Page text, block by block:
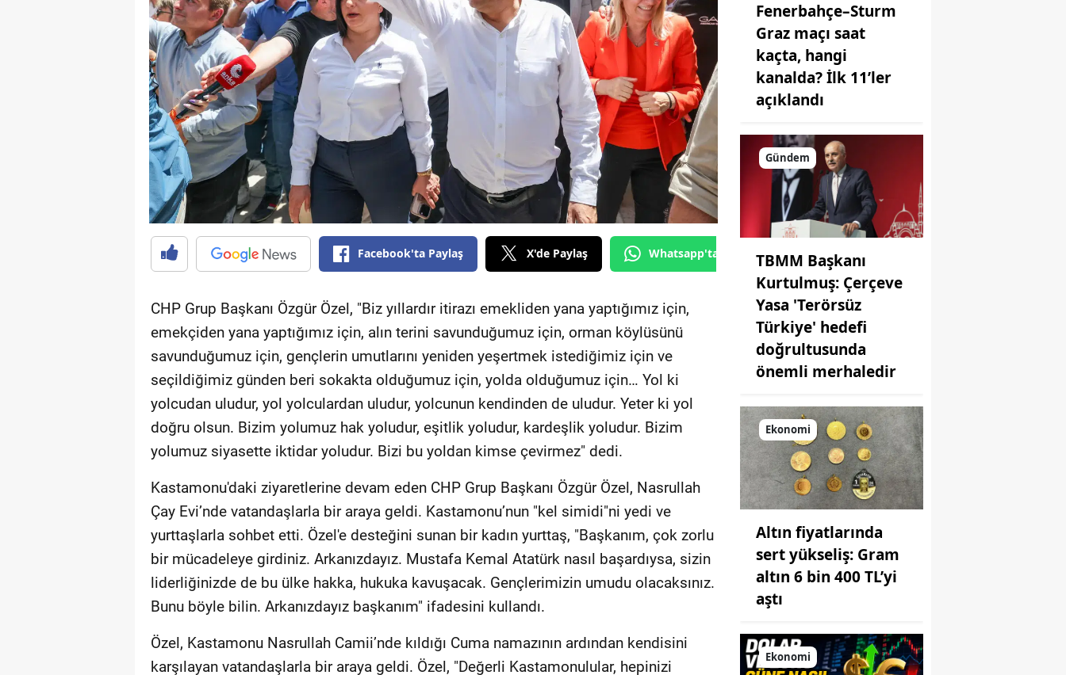
Facebook'ta Paylaş X'de Paylaş Whatsapp'tan Gönder
CHP Grup Başkanı Özgür Özel, "Biz yıllardır itirazı emekliden yana yaptığımız için,
emekçiden yana yaptığımız için, alın terini savunduğumuz için, orman köylüsünü
savunduğumuz için, gençlerin umutlarını yeniden yeşertmek istediğimiz için ve
seçildiğimiz günden beri sokakta olduğumuz için, yolda olduğumuz için… Yol ki
yolcudan uludur, yol yolculardan uludur, yolcunun kendinden de uludur. Yeter ki yol
doğru olsun. Bizim yolumuz hak yoludur, eşitlik yoludur, kardeşlik yoludur. Bizim
yolumuz siyasette iktidar yoludur. Bizi bu yoldan kimse çevirmez" dedi.
Kastamonu'daki ziyaretlerine devam eden CHP Grup Başkanı Özgür Özel, Nasrullah
Çay Evi’nde vatandaşlarla bir araya geldi. Kastamonu’nun "kel simidi"ni yedi ve
yurttaşlarla sohbet etti. Özel'e desteğini sunan bir kadın yurttaş, "Başkanım, çok zorlu
bir mücadeleye girdiniz. Arkanızdayız. Mustafa Kemal Atatürk nasıl başardıysa, sizin
liderliğinizde de bu ülke hakka, hukuka kavuşacak. Gençlerimizin umudu olacaksınız.
Bunu böyle bilin. Arkanızdayız başkanım" ifadesini kullandı.
Özel, Kastamonu Nasrullah Camii’nde kıldığı Cuma namazının ardından kendisini
karşılayan vatandaşlarla bir araya geldi. Özel, "Değerli Kastamonulular, hepinizi
Fenerbahçe–Sturm
Graz maçı saat
kaçta, hangi
kanalda? İlk 11’ler
açıklandı
Gündem
TBMM Başkanı
Kurtulmuş: Çerçeve
Yasa 'Terörsüz
Türkiye' hedefi
doğrultusunda
önemli merhaledir
Ekonomi
Altın fiyatlarında
sert yükseliş: Gram
altın 6 bin 400 TL’yi
aştı
Ekonomi